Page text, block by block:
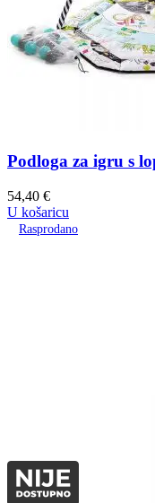
Podloga za igru s
54,40 €
U košaricu
Rasprodano